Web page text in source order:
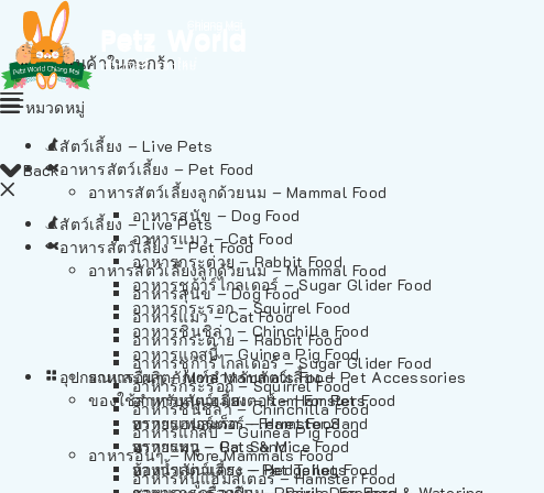
ไม่มีสินค้าในตะกร้า
Back
สัตว์เลี้ยง – Live Pets
อาหารสัตว์เลี้ยง – Pet Food
อาหารสัตว์เลี้ยงลูกด้วยนม – Mammal Food
อาหารสุนัข – Dog Food
อาหารแมว – Cat Food
อาหารกระต่าย – Rabbit Food
อาหารชูก้าร์ไกลเดอร์ – Sugar Glider Food
อาหารกระรอก – Squirrel Food
อาหารชินชิล่า – Chinchilla Food
อาหารแกสบี้ – Guinea Pig Food
อาหารอื่นๆ – More Mammals Food
อาหารหนูแฮมสเตอร์ – Hamster Food
หมวดหมู่
สัตว์เลี้ยง – Live Pets
อาหารสัตว์เลี้ยง – Pet Food
อาหารสัตว์เลี้ยงลูกด้วยนม – Mammal Food
อาหารสุนัข – Dog Food
อาหารแมว – Cat Food
อาหารกระต่าย – Rabbit Food
อาหารชูก้าร์ไกลเดอร์ – Sugar Glider Food
อาหารกระรอก – Squirrel Food
อาหารชินชิล่า – Chinchilla Food
อาหารแกสบี้ – Guinea Pig Food
อาหารอื่นๆ – More Mammals Food
อาหารหนูแฮมสเตอร์ – Hamster Food
อาหารเฟอร์เร็ต – Ferret Food
อาหารหนู – Rats & Mice Food
อาหารเม่นแคระ – Hedgehog Food
อุปกรณและผลิตภัณฑ์สำหรับสัตว์เลี้ยง – Pet Accessories
ของใช้สำหรับสัตว์เลี้ยง – Item For Pets
ทรายแฮมสเตอร์ – Hamster Sand
ทรายแมว – Cat Sand
ห้องน้ำสัตว์เลี้ยง – Pet Toilets